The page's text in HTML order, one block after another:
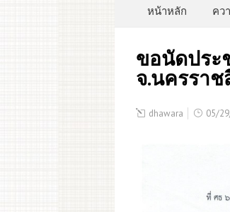
หน้าหลัก คว
ขอนัดประ
จ.นครราช
dhawara 05/